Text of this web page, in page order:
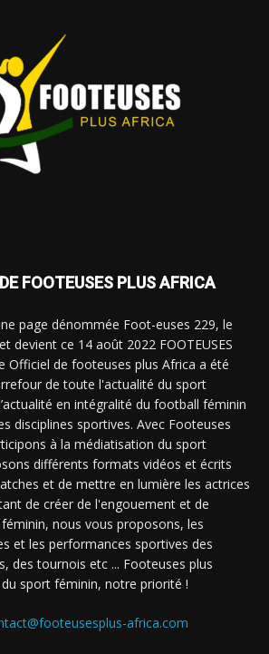
FOOTEUSES PLUS AFRICA
page dénommée Foot-euses 229, le
devient ce 14 août 2022 FOOTEUSES
Officiel de footeuses plus Africa a été
de toute l'actualité du sport
en intégralité du football féminin
disciplines sportives. Avec Footeuses
à la médiatisation du sport
différents formats vidéos et écrits
et de mettre en lumière les actrices
de créer de l'engouement et de
nous vous proposons, les
et les performances sportives des
des tournois etc ... Footeuses plus
sport féminin, notre priorité !
africa.com